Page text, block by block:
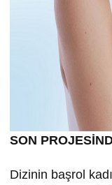
SON
Dizinin başrol